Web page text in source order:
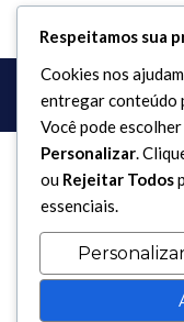
Copyright
Respeitamos sua
Cookies nos
entregar conteúdo
Você pode
Personalizar.
ou Rejeitar Todos
essenciais.